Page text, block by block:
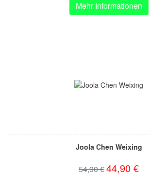
Mehr Informationen
Joola Chen Weixing
54,90 €44,90 €